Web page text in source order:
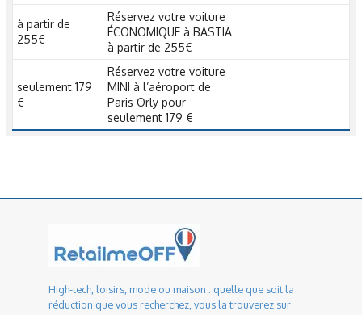
à partir de
255€
Réservez votre voiture
ÉCONOMIQUE à BASTIA
à partir de 255€
seulement 179
€
Réservez votre voiture
MINI à l’aéroport de
Paris Orly pour
seulement 179 €
High-tech, loisirs, mode ou maison : quelle que soit la
réduction que vous recherchez, vous la trouverez sur